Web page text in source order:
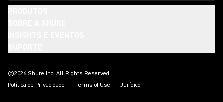
©2026 Shure Inc. All Rights Reserved.
Política de Privacidade
Terms of Use Jurídico